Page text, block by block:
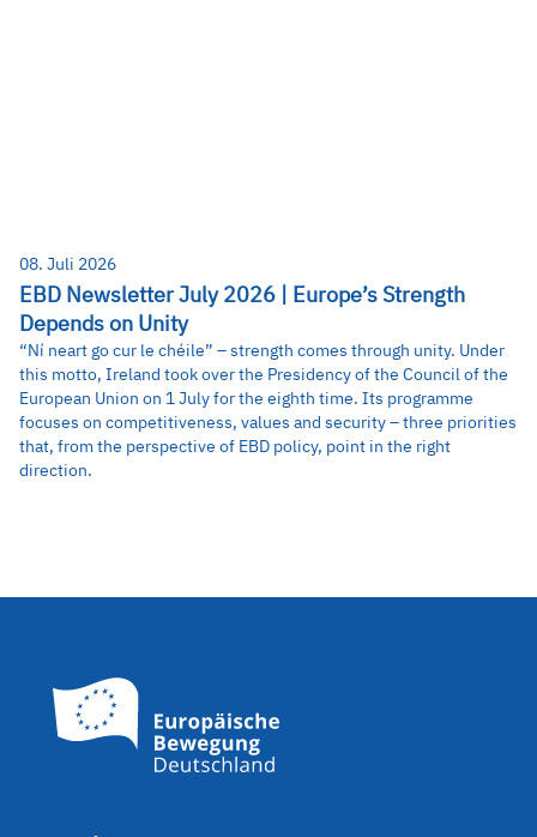
08. Juli 2026
EBD Newsletter July 2026 | Europe’s Strength
Depends on Unity
“Ní neart go cur le chéile” – strength comes through unity. Under
this motto, Ireland took over the Presidency of the Council of the
European Union on 1 July for the eighth time. Its programme
focuses on competitiveness, values and security – three priorities
that, from the perspective of EBD policy, point in the right
direction.